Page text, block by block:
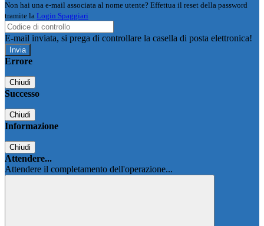
Non hai una e-mail associata al nome utente? Effettua il reset della password
tramite la Login Spaggiari
E-mail inviata, si prega di controllare la casella di posta elettronica!
Errore
Chiudi
Successo
Chiudi
Informazione
Chiudi
Attendere...
Attendere il completamento dell'operazione...